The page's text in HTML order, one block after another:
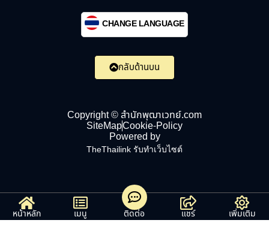
Copyright © สำนักพุฒาเวทย์.com
SiteMapCookie-Policy
Powered by
TheThailink รับทำเว็บไซต์
CHANGE LANGUAGE
กลับด้านบน
หน้าหลัก เมนู ติดต่อ แชร์ เพิ่มเติม